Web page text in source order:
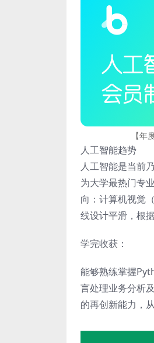
【年
人工智能趋势
人工智能是当前
为大学最热门专
向：计算机视觉
线设计平滑，根
学完收获：
能够熟练掌握
言处理业务分析
的再创新能力，